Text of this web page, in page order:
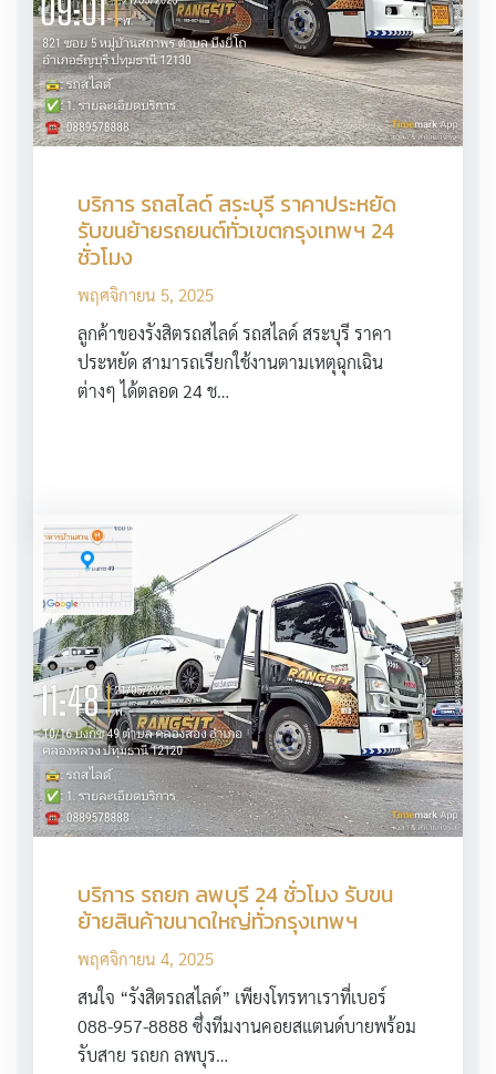
บริการ รถสไลด์ สระบุรี ราคาประหยัด
รับขนย้ายรถยนต์ทั่วเขตกรุงเทพฯ 24
ชั่วโมง
พฤศจิกายน 5, 2025
ลูกค้าของรังสิตรถสไลด์ รถสไลด์ สระบุรี ราคา
ประหยัด สามารถเรียกใช้งานตามเหตุฉุกเฉิน
ต่างๆ ได้ตลอด 24 ช…
บริการ รถยก ลพบุรี 24 ชั่วโมง รับขน
ย้ายสินค้าขนาดใหญ่ทั่วกรุงเทพฯ
พฤศจิกายน 4, 2025
สนใจ “รังสิตรถสไลด์” เพียงโทรหาเราที่เบอร์
088-957-8888 ซึ่งทีมงานคอยสแตนด์บายพร้อม
รับสาย รถยก ลพบุร…